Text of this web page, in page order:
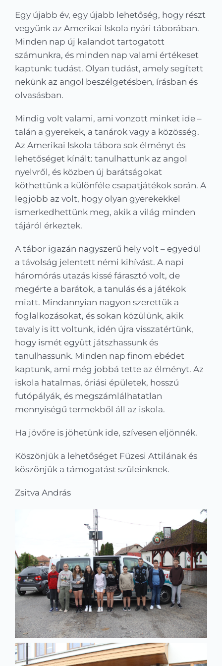
KRÉTA
Egy újabb év, egy újabb lehetőség, hogy részt
vegyünk az Amerikai Iskola nyári táborában.
Minden nap új kalandot tartogatott
számunkra, és minden nap valami értékeset
kaptunk: tudást. Olyan tudást, amely segített
nekünk az angol beszélgetésben, írásban és
olvasásban.
Mindig volt valami, ami vonzott minket ide –
talán a gyerekek, a tanárok vagy a közösség.
Az Amerikai Iskola tábora sok élményt és
lehetőséget kínált: tanulhattunk az angol
nyelvről, és közben új barátságokat
köthettünk a különféle csapatjátékok során. A
legjobb az volt, hogy olyan gyerekekkel
ismerkedhettünk meg, akik a világ minden
tájáról érkeztek.
A tábor igazán nagyszerű hely volt – egyedül
a távolság jelentett némi kihívást. A napi
háromórás utazás kissé fárasztó volt, de
megérte a barátok, a tanulás és a játékok
miatt. Mindannyian nagyon szerettük a
foglalkozásokat, és sokan közülünk, akik
tavaly is itt voltunk, idén újra visszatértünk,
hogy ismét együtt játszhassunk és
tanulhassunk. Minden nap finom ebédet
kaptunk, ami még jobbá tette az élményt. Az
iskola hatalmas, óriási épületek, hosszú
futópályák, és megszámlálhatatlan
mennyiségű termekből áll az iskola.
Ha jövőre is jöhetünk ide, szívesen eljönnék.
Köszönjük a lehetőséget Füzesi Attilának és
köszönjük a támogatást szüleinknek.
Zsitva András